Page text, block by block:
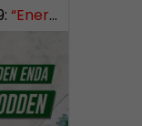
“Energikrisen i Sverige är inte Putins fel”